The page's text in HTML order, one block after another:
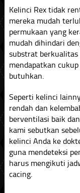
Kelinci Rex tidak
mereka mudah
permukaan yang
mudah dihindari
substrat berkualitas
mendapatkan
butuhkan.
Seperti kelinci
rendah dan
berventilasi baik
kami sebutkan
kelinci Anda ke
guna mendeteksi
harus mengikuti
cacing.